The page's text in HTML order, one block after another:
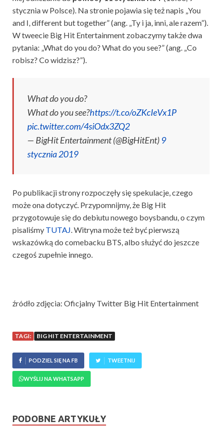
stycznia w Polsce). Na stronie pojawia się też napis „You
and I, different but together” (ang. „Ty i ja, inni, ale razem”).
W tweecie Big Hit Entertainment zobaczymy także dwa
pytania: „What do you do? What do you see?” (ang. „Co
robisz? Co widzisz?”).
What do you do?
What do you see?https://t.co/oZKcIeVx1P
pic.twitter.com/4siOdx3ZQ2
— BigHit Entertainment (@BigHitEnt) 9
stycznia 2019
Po publikacji strony rozpoczęły się spekulacje, czego
może ona dotyczyć. Przypomnijmy, że Big Hit
przygotowuje się do debiutu nowego boysbandu, o czym
pisaliśmy TUTAJ. Witryna może też być pierwszą
wskazówką do comebacku BTS, albo służyć do jeszcze
czegoś zupełnie innego.
źródło zdjęcia: Oficjalny Twitter Big Hit Entertainment
TAGI: BIG HIT ENTERTAINMENT
PODZIEL SIĘ NA FB TWEETNIJ
WYŚLIJ NA WHATSAPP
PODOBNE ARTYKUŁY